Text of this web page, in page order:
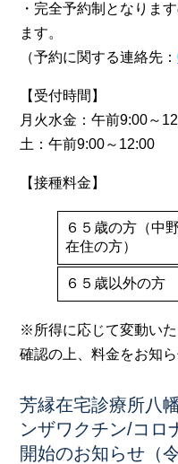
・完全予約制となりま
ます。
（予約に関する連絡先：
【受付時間】
月火水金：午前9:00～
土：午前9:00～12:00
【接種料金】
６５歳の方（中
在住の方）
６５歳以外の方
※所得に応じて変動い
確認の上、料金をお知ら
芳縁在宅診療所八
ンザワクチン/コロ
開始のお知らせ（